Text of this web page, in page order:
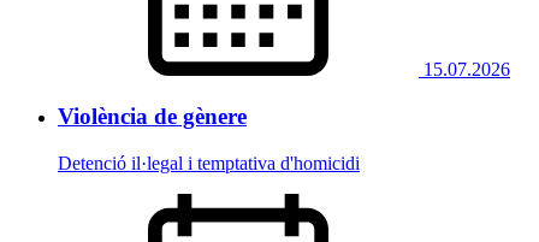
15.07.2026
Violència de gènere
Detenció il·legal i temptativa d'homicidi